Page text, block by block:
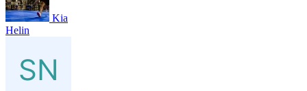
Kia
Helin